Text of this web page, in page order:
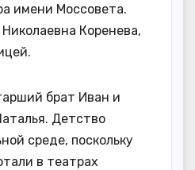
имени Моссовета.
Коренева,
брат Иван и
Детство
среде, поскольку
в театрах